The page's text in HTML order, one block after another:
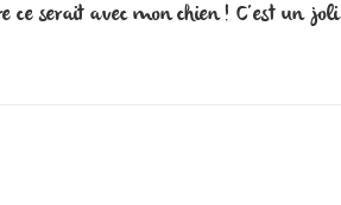
ce serait avec mon chien ! C’est un joli